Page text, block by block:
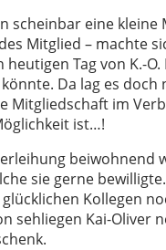
scheinbar eine
Mitglied – machte
Tag von K.-
Da lag es
Mitgliedschaft im
ist…!
beiwohnend
sie gerne
Kollegen
sehliegen Kai-Oliver